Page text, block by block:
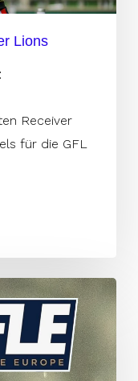
Lions
Receiver
für die GFL